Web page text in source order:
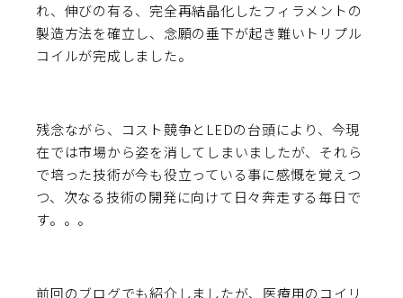
れ、伸びの有る、完全再結晶化したフィラメントの
製造方法を確立し、念願の垂下が起き難いトリプル
コイルが完成しました。
残念ながら、コスト競争とLEDの台頭により、今現
在では市場から姿を消してしまいましたが、それら
で培った技術が今も役立っている事に感慨を覚えつ
つ、次なる技術の開発に向けて日々奔走する毎日で
す。。。
前回のブログでも紹介しましたが、 医療用のコイリ